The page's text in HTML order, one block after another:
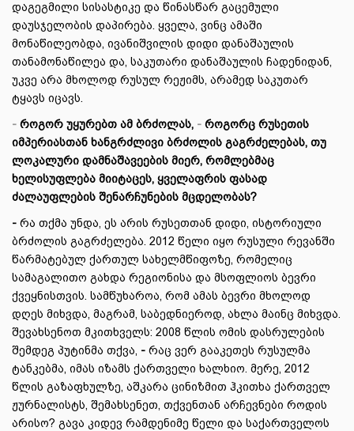
დაგეგმილი სისასტიკე და წინასწარ გაცემული
დაუსჯელობის დაპირება. ყველა, ვინც ამაში
მონაწილეობდა, ივანიშვილის დიდი დანაშაულის
თანამონაწილეა და, საკუთარი დანაშაულის ჩადენიდან,
უკვე არა მხოლოდ რუსულ რეჟიმს, არამედ საკუთარ
ტყავს იცავს.
- როგორ უყურებთ ამ ბრძოლას, - როგორც რუსეთის
იმპერიასთან ხანგრძლივი ბრძოლის გაგრძელებას, თუ
ლოკალური დამნაშავეების მიერ, რომლებმაც
ხელისუფლება მიიტაცეს, ყველაფრის ფასად
ძალაუფლების შენარჩუნების მცდელობას?
- რა თქმა უნდა, ეს არის რუსეთთან დიდი, ისტორიული
ბრძოლის გაგრძელება. 2012 წელი იყო რუსული რევანში
წარმატებულ ქართულ სახელმწიფოზე, რომელიც
სამაგალითო გახდა რეგიონისა და მსოფლიოს ბევრი
ქვეყნისთვის. სამწუხაროა, რომ ამას ბევრი მხოლოდ
დღეს მიხვდა, მაგრამ, საბედნიეროდ, ახლა მაინც მიხვდა.
შევახსენოთ მკითხველს: 2008 წლის ომის დასრულების
შემდეგ პუტინმა თქვა, - რაც ვერ გააკეთეს რუსულმა
ტანკებმა, იმას იზამს ქართველი ხალხიო. მერე, 2012
წლის გაზაფხულზე, აშკარა ცინიზმით ჰკითხა ქართველ
ჟურნალისტს, შემახსენეთ, თქვენთან არჩევნები როდის
არისო? გავა კიდევ რამდენიმე წელი და საქართველოს